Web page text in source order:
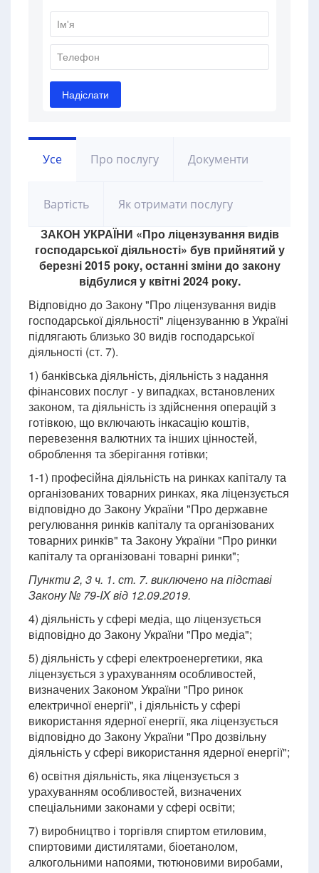
Усе Про послугу Документи
Вартість Як отримати послугу
ЗАКОН УКРАЇНИ «Про ліцензування видів
господарської діяльності» був прийнятий у
березні 2015 року, останні зміни до закону
відбулися у квітні 2024 року.
Відповідно до Закону "Про ліцензування видів
господарської діяльності" ліцензуванню в Україні
підлягають близько 30 видів господарської
діяльності (ст. 7).
1) банківська діяльність, діяльність з надання
фінансових послуг - у випадках, встановлених
законом, та діяльність із здійснення операцій з
готівкою, що включають інкасацію коштів,
перевезення валютних та інших цінностей,
оброблення та зберігання готівки;
1-1) професійна діяльність на ринках капіталу та
організованих товарних ринках, яка ліцензується
відповідно до Закону України "Про державне
регулювання ринків капіталу та організованих
товарних ринків" та Закону України "Про ринки
капіталу та організовані товарні ринки";
Пункти 2, 3 ч. 1. ст. 7. виключено на підставі
Закону № 79-IX від 12.09.2019.
4) діяльність у сфері медіа, що ліцензується
відповідно до Закону України "Про медіа";
5) діяльність у сфері електроенергетики, яка
ліцензується з урахуванням особливостей,
визначених Законом України "Про ринок
електричної енергії", і діяльність у сфері
використання ядерної енергії, яка ліцензується
відповідно до Закону України "Про дозвільну
діяльність у сфері використання ядерної енергії";
6) освітня діяльність, яка ліцензується з
урахуванням особливостей, визначених
спеціальними законами у сфері освіти;
7) виробництво і торгівля спиртом етиловим,
спиртовими дистилятами, біоетанолом,
алкогольними напоями, тютюновими виробами,